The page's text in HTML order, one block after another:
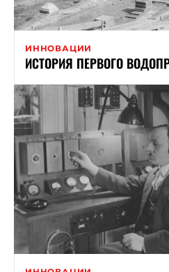
ИННОВАЦИИ
ИСТОРИЯ ПЕРВОГО